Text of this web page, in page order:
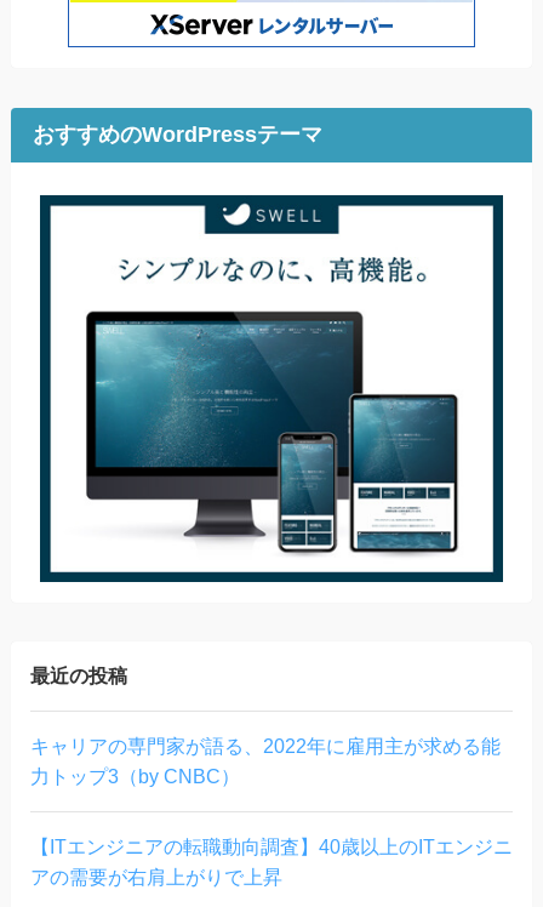
おすすめのWordPressテーマ
最近の投稿
キャリアの専門家が語る、2022年に雇用主が求める能
力トップ3（by CNBC）
【ITエンジニアの転職動向調査】40歳以上のITエンジニ
アの需要が右肩上がりで上昇